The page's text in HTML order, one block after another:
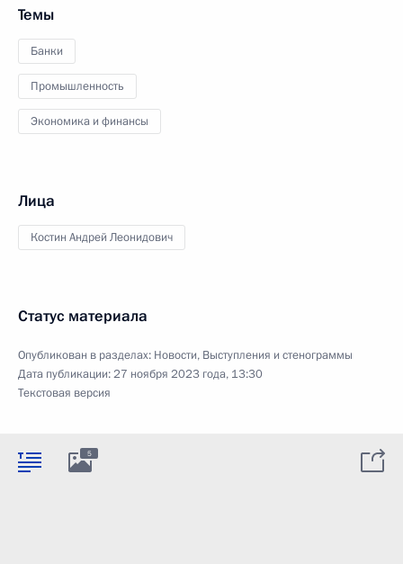
Темы
Банки
Промышленность
Экономика и финансы
Лица
Костин Андрей Леонидович
Статус материала
Опубликован в разделах: Новости, Выступления и стенограммы
Дата публикации:27 ноября 2023 года, 13:30
Текстовая версия
5